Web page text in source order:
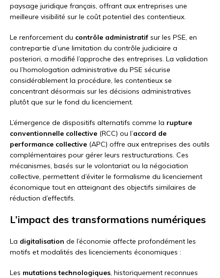
paysage juridique français, offrant aux entreprises une
meilleure visibilité sur le coût potentiel des contentieux.
Le renforcement du contrôle administratif sur les PSE, en
contrepartie d’une limitation du contrôle judiciaire a
posteriori, a modifié l’approche des entreprises. La validation
ou l’homologation administrative du PSE sécurise
considérablement la procédure, les contentieux se
concentrant désormais sur les décisions administratives
plutôt que sur le fond du licenciement.
L’émergence de dispositifs alternatifs comme la rupture
conventionnelle collective (RCC) ou l’accord de
performance collective (APC) offre aux entreprises des outils
complémentaires pour gérer leurs restructurations. Ces
mécanismes, basés sur le volontariat ou la négociation
collective, permettent d’éviter le formalisme du licenciement
économique tout en atteignant des objectifs similaires de
réduction d’effectifs.
L’impact des transformations numériques
La digitalisation de l’économie affecte profondément les
motifs et modalités des licenciements économiques :
Les mutations technologiques, historiquement reconnues